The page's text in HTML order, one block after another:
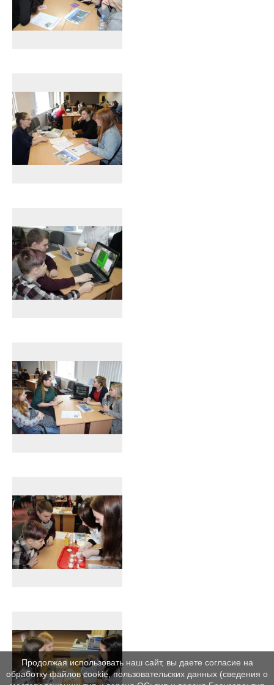
Продолжая использовать наш сайт, вы даете согласие на
обработку файлов cookie, пользовательских данных (сведения о